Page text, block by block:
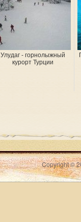
Улудаг - горнолыжный
курорт Турции
Copyright ©